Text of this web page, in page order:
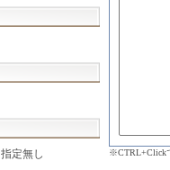
指定無し ※CTRL+Click